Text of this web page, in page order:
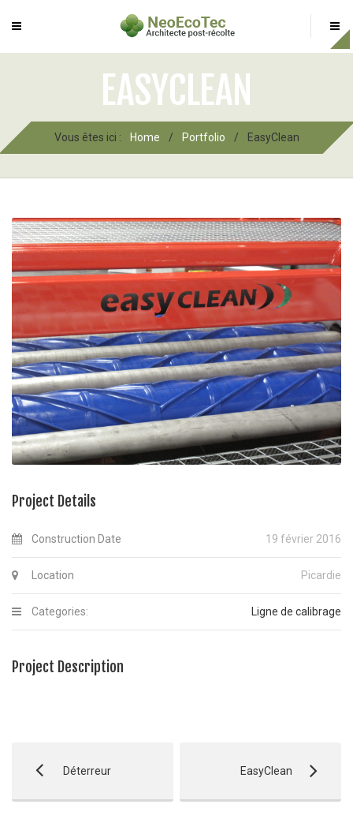
EASYCLEAN
Vous êtes ici : Home / Portfolio / EasyClean
Project Details
Construction Date 19 février 2016
Location Picardie
Categories: Ligne de calibrage
Project Description
Déterreur EasyClean